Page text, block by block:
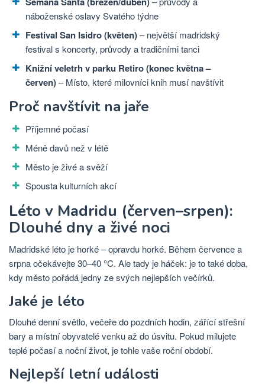
náboženské oslavy Svatého týdne
Festival San Isidro (květen)– největší madridský
festival s koncerty, průvody a tradičními tanci
Knižní veletrh v parku Retiro (konec května –
červen)– Místo, které milovníci knih musí navštívit
Proč navštívit na jaře
Příjemné počasí
Méně davů než v létě
Město je živé a svěží
Spousta kulturních akcí
Léto v Madridu (červen–srpen):
Dlouhé dny a živé noci
Madridské léto je horké – opravdu horké. Během července a
srpna očekávejte 30–40 °C. Ale tady je háček: je to také doba,
kdy město pořádá jedny ze svých nejlepších večírků.
Jaké je léto
Dlouhé denní světlo, večeře do pozdních hodin, zářící střešní
bary a místní obyvatelé venku až do úsvitu. Pokud milujete
teplé počasí a noční život, je tohle vaše roční období.
Nejlepší letní události